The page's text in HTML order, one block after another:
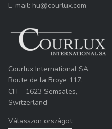
E-mail: hu@courlux.com
Courlux International SA,
Route de la Broye 117,
CH – 1623 Semsales,
Switzerland
Válasszon országot: